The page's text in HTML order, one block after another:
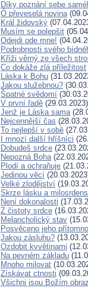
Díky poznání sebe
Ó převeselá novina
Král židovský
Musím se polepšit
Odejdi ode mne!
Podrobnosti svého
Kříži věrný ze všech
Co dokáže zlá příležitost
Láska k Bohu
Jakou služebnou?
Špatné svědomí
V první řadě (29.03.2023)
Jenž je Láska sama
Nejcennější čas
To nejlepší v sobě
I mnozí další hříšníci
Dobudeš srdce
Nepozná Boha
Plodí a ochraňuje
Jedinou věcí
Velké zlodějství
Skrze lásku a
Není dokonalosti
Z čistoty srdce
Melancholický stav
Posvěceno jeho
Jakou zásluhu?
Ozdobit kvvětinami
Na pevném základu
Mnoho milovat
Získávat ctnosti
Všichni jsou Božím